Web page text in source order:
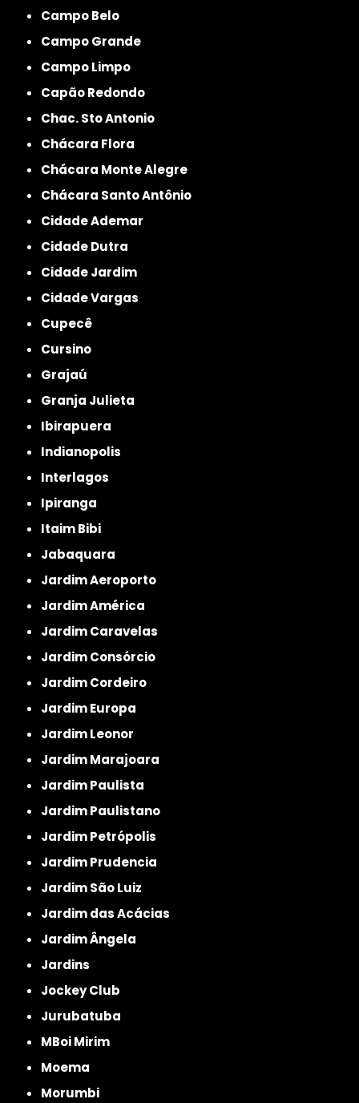
Campo Belo
Campo Grande
Campo Limpo
Capão Redondo
Chac. Sto Antonio
Chácara Flora
Chácara Monte Alegre
Chácara Santo Antônio
Cidade Ademar
Cidade Dutra
Cidade Jardim
Cidade Vargas
Cupecê
Cursino
Grajaú
Granja Julieta
Ibirapuera
Indianopolis
Interlagos
Ipiranga
Itaim Bibi
Jabaquara
Jardim Aeroporto
Jardim América
Jardim Caravelas
Jardim Consórcio
Jardim Cordeiro
Jardim Europa
Jardim Leonor
Jardim Marajoara
Jardim Paulista
Jardim Paulistano
Jardim Petrópolis
Jardim Prudencia
Jardim São Luiz
Jardim das Acácias
Jardim Ângela
Jardins
Jockey Club
Jurubatuba
MBoi Mirim
Moema
Morumbi